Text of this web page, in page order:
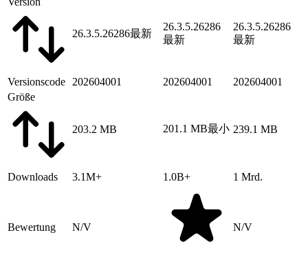
26.3.5.26286最新
26.3.5.26286
最新
26.3.5.26286
最新
Versionscode 202604001 202604001
202604001
Größe
203.2 MB 201.1 MB最小 239.1 MB
Downloads 3.1M+ 1.0B+ 1 Mrd.
Bewertung N/V N/V